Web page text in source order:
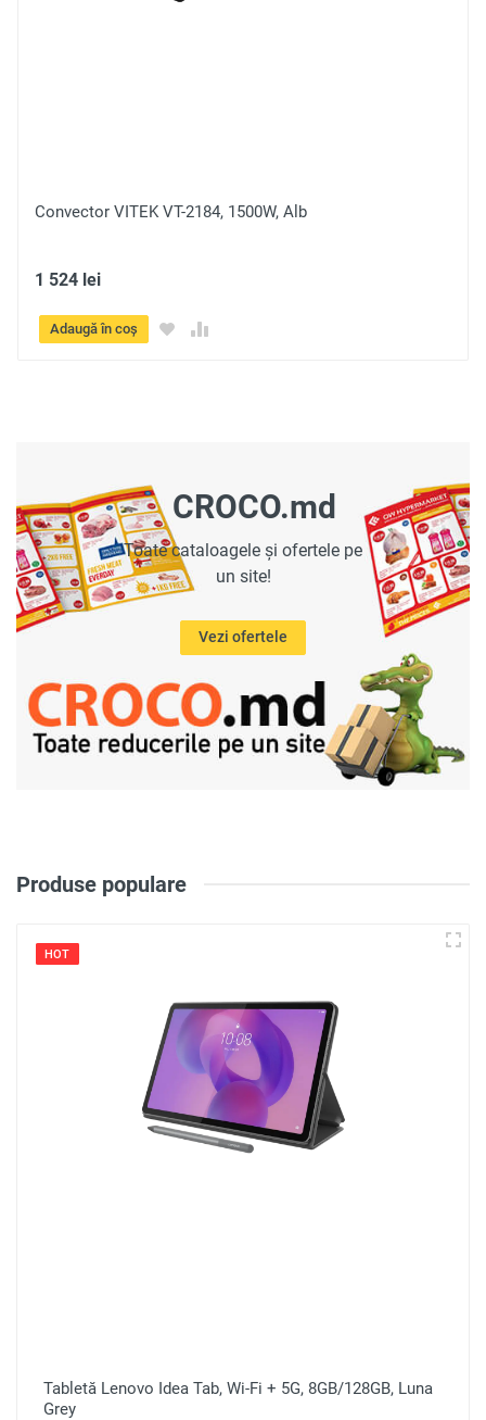
Hota încorporabilă Gorenje TH 62E4 X, Oțel inoxidabil
2 503 lei
Adaugă în coș
CROCO.md
Toate cataloagele și ofertele pe
un site!
Vezi ofertele
Produse populare
HOT
Tabletă Lenovo Idea Tab, Wi-Fi + 5G, 8GB/128GB, Luna
Grey